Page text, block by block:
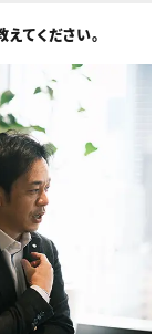
てください。